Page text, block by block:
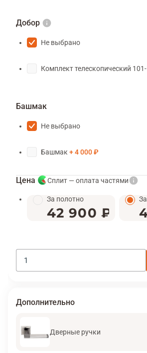
Добор
Не выбрано
Комплект телескопический
Башмак
Не выбрано
Башмак 4 000 ₽
Цена Сплит — оплата частями
За полотно
42 900 ₽
Дополнительно
Дверные ручки